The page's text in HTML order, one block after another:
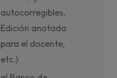
autocorregibles,
Edición anotada
para el docente,
etc.)